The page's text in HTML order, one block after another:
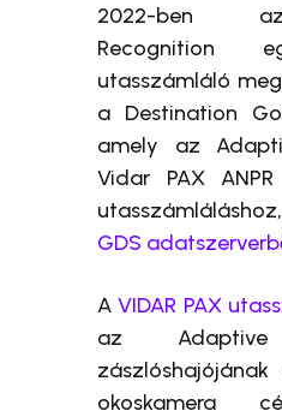
2022-ben
Recognition
utasszámláló
a Destination
amely az
Vidar PAX
GDS
AVIDAR PAX
az Adaptive
okoskamera